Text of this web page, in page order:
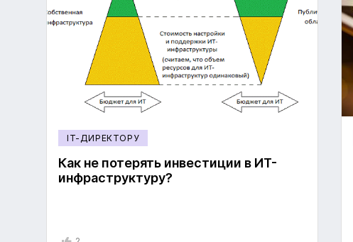
IT-ДИРЕКТОРУ
Как не потерять инвестиции в ИТ-
инфраструктуру?